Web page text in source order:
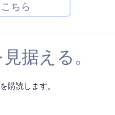
ちら
据える。
購読します。